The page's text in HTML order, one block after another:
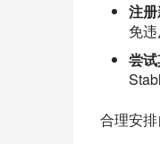
注册
免违
尝
合理安